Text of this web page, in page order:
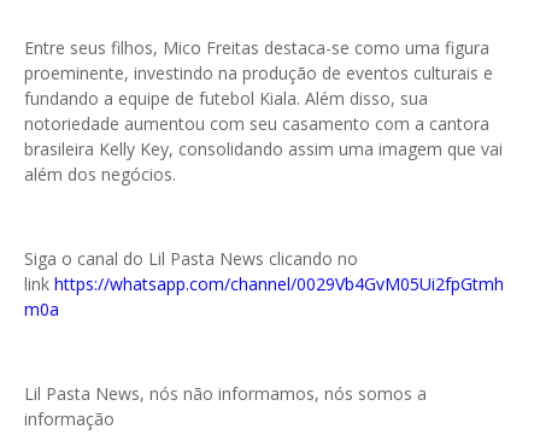
Entre seus filhos, Mico Freitas destaca-se como uma figura
proeminente, investindo na produção de eventos culturais e
fundando a equipe de futebol Kiala. Além disso, sua
notoriedade aumentou com seu casamento com a cantora
brasileira Kelly Key, consolidando assim uma imagem que vai
além dos negócios.
Siga o canal do Lil Pasta News clicando no
link https://whatsapp.com/channel/0029Vb4GvM05Ui2fpGtmh
m0a
Lil Pasta News, nós não informamos, nós somos a
informação